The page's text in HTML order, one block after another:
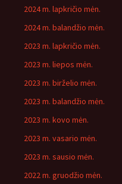
2024 m. lapkričio mėn.
2024 m. balandžio mėn.
2023 m. lapkričio mėn.
2023 m. liepos mėn.
2023 m. birželio mėn.
2023 m. balandžio mėn.
2023 m. kovo mėn.
2023 m. vasario mėn.
2023 m. sausio mėn.
2022 m. gruodžio mėn.